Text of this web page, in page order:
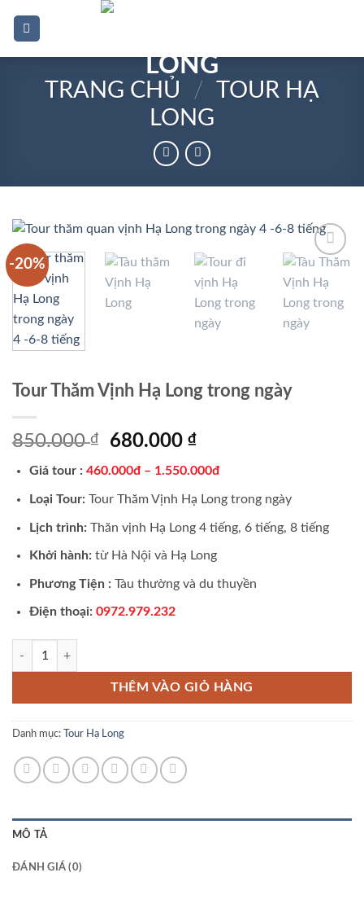
TRANG CHỦ /
TOUR HẠ
LONG
-20%
Add to
wishlist
Tour Thăm Vịnh Hạ Long trong ngày
850.000₫
Giá
là:
850.000 ₫.
680.000₫Giá
tại
là:
680.000 ₫.
Giá tour : 460.000đ – 1.550.000đ
Loại Tour:Tour Thăm Vịnh Hạ Long trong ngày
Lịch trình: Thăn vịnh Hạ Long 4 tiếng, 6 tiếng, 8 tiếng
Khởi hành:từ Hà Nội và Hạ Long
Phương Tiện :Tàu thường và du thuyền
Điện thoại: 0972.979.232
Tour Thăm Vịnh Hạ Long trong ngày số lượng
THÊM VÀO GIỎ HÀNG
Danh mục: Tour Hạ Long
MÔ TẢ
ĐÁNH GIÁ (0)